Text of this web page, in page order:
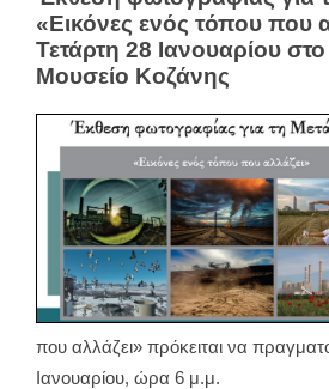
«Εικόνες ενός τόπου που
Τετάρτη 28 Ιανουαρίου
Μουσείο Κοζάνης
που αλλάζει» πρόκειται να
Ιανουαρίου, ώρα 6 μ.μ.